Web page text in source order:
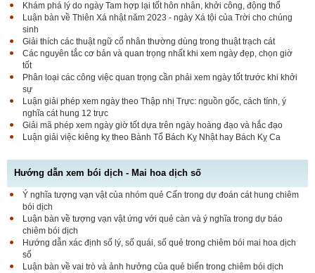
Khám phá lý do ngày Tam hợp lại tốt hôn nhân, khởi công, động thổ
Luận bàn về Thiên Xá nhật năm 2023 - ngày Xá tội của Trời cho chúng
sinh
Giải thích các thuật ngữ cổ nhân thường dùng trong thuật trạch cát
Các nguyên tắc cơ bản và quan trọng nhất khi xem ngày đẹp, chọn giờ
tốt
Phân loại các công việc quan trọng cần phải xem ngày tốt trước khi khởi
sự
Luận giải phép xem ngày theo Thập nhị Trực: nguồn gốc, cách tính, ý
nghĩa cát hung 12 trực
Giải mã phép xem ngày giờ tốt dựa trên ngày hoàng đạo và hắc đạo
Luận giải việc kiêng kỵ theo Bành Tổ Bách Kỵ Nhật hay Bách Kỵ Ca
Hướng dẫn xem bói dịch - Mai hoa dịch số
Ý nghĩa tượng vạn vật của nhóm quẻ Cấn trong dự đoán cát hung chiêm
bói dịch
Luận bàn về tượng vạn vật ứng với quẻ càn và ý nghĩa trong dự báo
chiêm bói dịch
Hướng dẫn xác định số lý, số quái, số quẻ trong chiêm bói mai hoa dịch
số
Luận bàn về vai trò và ảnh hưởng của quẻ biến trong chiêm bói dịch